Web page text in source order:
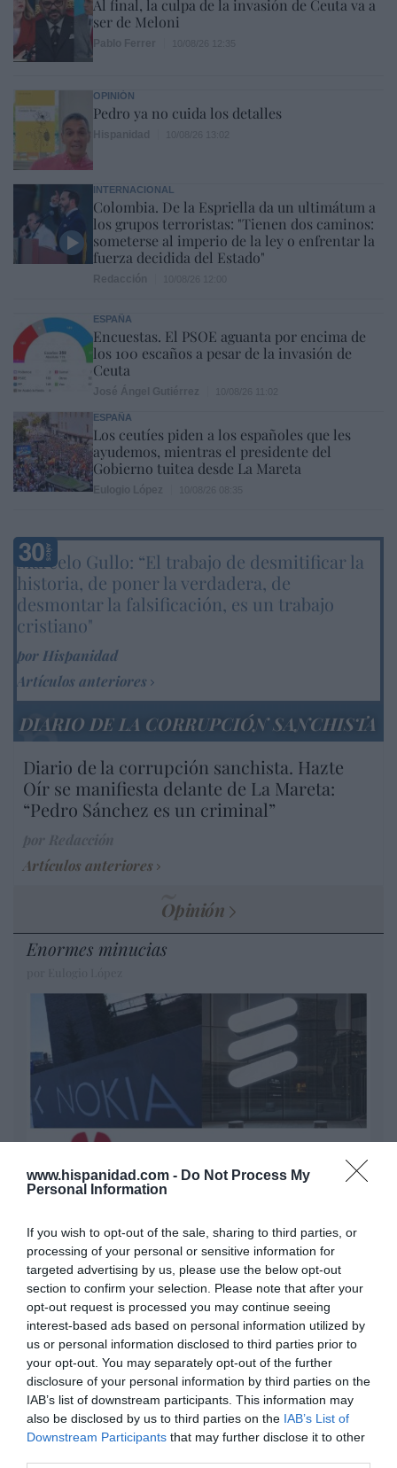
www.hispanidad.com - Do Not Process My
Personal Information
If you wish to opt-out of the sale, sharing to third parties, or
processing of your personal or sensitive information for
targeted advertising by us, please use the below opt-out
section to confirm your selection. Please note that after your
opt-out request is processed you may continue seeing
interest-based ads based on personal information utilized by
us or personal information disclosed to third parties prior to
your opt-out. You may separately opt-out of the further
disclosure of your personal information by third parties on the
IAB’s list of downstream participants. This information may
also be disclosed by us to third parties on the IAB’s List of
Downstream Participants that may further disclose it to other
Al final, la culpa de la invasión de Ceuta va a
ser de Meloni
OPINIÓN
Pedro ya no cuida los detalles
INTERNACIONAL
Colombia. De la Espriella da un ultimátum a
los grupos terroristas: "Tienen dos caminos:
someterse al imperio de la ley o enfrentar la
fuerza decidida del Estado"
ESPAÑA
Encuestas. El PSOE aguanta por encima de
los 100 escaños a pesar de la invasión de
Ceuta
ESPAÑA
Los ceutíes piden a los españoles que les
ayudemos, mientras el presidente del
Gobierno tuitea desde La Mareta
Marcelo Gullo: “El trabajo de desmitificar la
historia, de poner la verdadera, de
desmontar la falsificación, es un trabajo
cristiano"
por Hispanidad
Artículos anteriores
DIARIO DE LA CORRUPCIÓN SANCHISTA
Diario de la corrupción sanchista. Hazte
Oír se manifiesta delante de La Mareta:
“Pedro Sánchez es un criminal”
Artículos anteriores
Opinión
Enormes minucias
son las patentes
Eulogio López
Isabel Pantoja pierde dos pleitos
con Hacienda por 700.000
euros... suma y sigue
Eulogio López
El IBEX 35 cerró la sesión del
miércoles en los 20.057 puntos,
un nuevo récord
Eulogio López